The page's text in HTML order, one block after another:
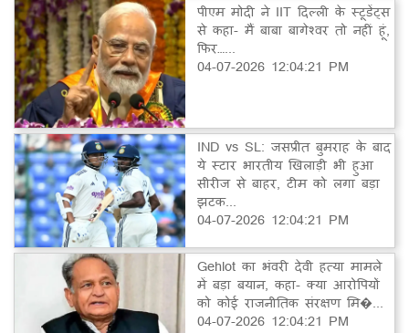
पीएम मोदी ने IIT दिल्ली के स्टूडेंट्स
से कहा- मैं बाबा बागेश्वर तो नहीं हूं,
फिर…...
04-07-2026 12:04:21 PM
IND vs SL: जसप्रीत बुमराह के बाद
ये स्टार भारतीय खिलाड़ी भी हुआ
सीरीज से बाहर, टीम को लगा बड़ा
झटक...
04-07-2026 12:04:21 PM
Gehlot का भंवरी देवी हत्या मामले
में बड़ा बयान, कहा- क्या आरोपियों
को कोई राजनीतिक संरक्षण मि�...
04-07-2026 12:04:21 PM